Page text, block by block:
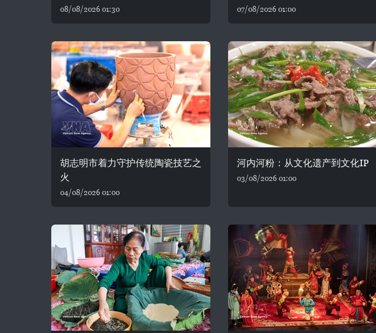
08/08/2026 01:30 07/08/2026 01:00
胡志明市着力守护传统陶瓷技艺之
火
04/08/2026 01:00
河内河粉：从文化遗产到文化IP
03/08/2026 01:00